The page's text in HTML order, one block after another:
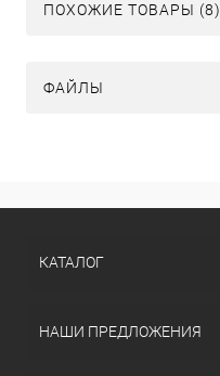
ПОХОЖИЕ ТОВАРЫ (8)
ФАЙЛЫ
КАТАЛОГ
НАШИ ПРЕДЛОЖЕНИЯ